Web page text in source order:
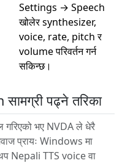
Settings → Speech
खोलेर synthesizer,
voice, rate, pitch र
volume परिवर्तन गर्न
सकिन्छ।
पढ्ने तरिका
भए NVDA ले धेरै
प्रायः Windows मा
Nepali TTS voice वा